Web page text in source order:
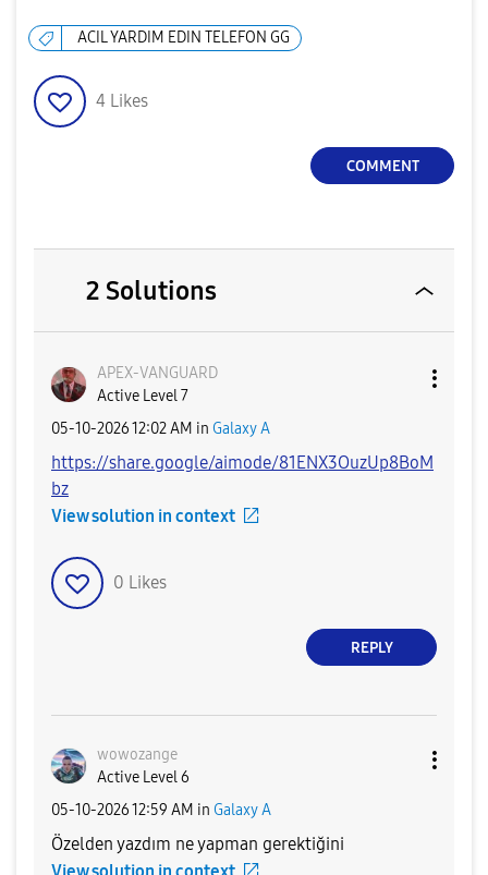
ACIL YARDIM EDIN TELEFON GG
4 Likes
COMMENT
2 Solutions
APEX-VANGUARD
Active Level 7
‎05-10-202612:02 AM in Galaxy A
https://share.google/aimode/81ENX3OuzUp8BoM
bz
View solution in context
0 Likes
REPLY
wowozange
Active Level 6
‎05-10-202612:59 AM in Galaxy A
Özelden yazdım ne yapman gerektiğini